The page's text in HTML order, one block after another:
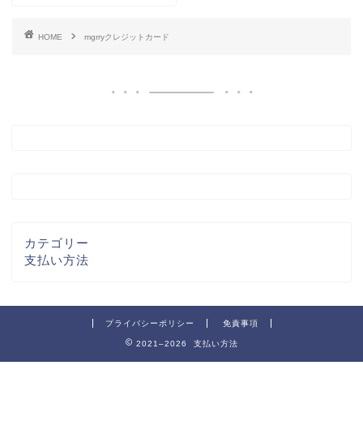
HOME mgrryクレジットカード
カテゴリー
支払い方法
プライバシーポリシー 免責事項
2021–2026 支払い方法